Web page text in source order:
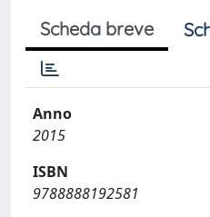
Scheda breve
Anno
2015
ISBN
9788888192581